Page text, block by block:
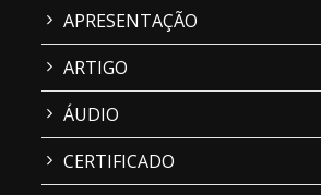
APRESENTAÇÃO
ARTIGO
ÁUDIO
CERTIFICADO